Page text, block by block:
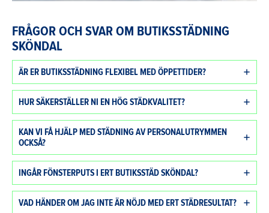
FRÅGOR OCH SVAR OM BUTIKSSTÄDNING
SKÖNDAL
ÄR ER BUTIKSSTÄDNING FLEXIBEL MED ÖPPETTIDER?
HUR SÄKERSTÄLLER NI EN HÖG STÄDKVALITET?
KAN VI FÅ HJÄLP MED STÄDNING AV PERSONALUTRYMMEN
OCKSÅ?
INGÅR FÖNSTERPUTS I ERT BUTIKSSTÄD SKÖNDAL?
VAD HÄNDER OM JAG INTE ÄR NÖJD MED ERT STÄDRESULTAT?